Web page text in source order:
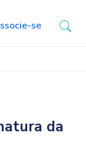
se
da